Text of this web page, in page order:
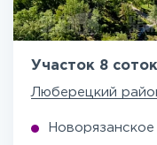
Участок 8
Люберецкий